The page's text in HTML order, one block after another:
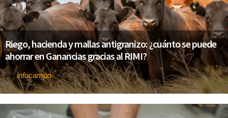
Riego, hacienda y mallas antigranizo: ¿cuánto se puede
ahorrar en Ganancias gracias al RIMI?
Por infocampo